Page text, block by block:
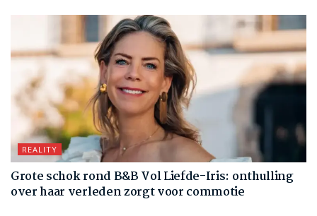
REALITY
Grote schok rond B&B Vol Liefde-Iris: onthulling
over haar verleden zorgt voor commotie